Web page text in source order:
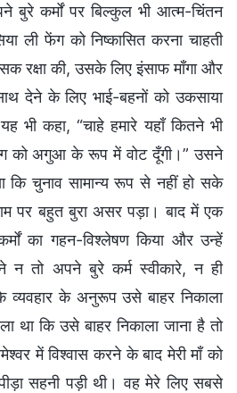
बुरे कर्मों पर बिल्कुल भी आत्म-चिंतन
ली फेंग को निष्कासित करना चाहती
रक्षा की, उसके लिए इंसाफ माँगा और
देने के लिए भाई-बहनों को उकसाया
भी कहा, “चाहे हमारे यहाँ कितने भी
को अगुआ के रूप में वोट दूँगी।” उसने
कि चुनाव सामान्य रूप से नहीं हो सके
पर बहुत बुरा असर पड़ा। बाद में एक
का गहन-विश्लेषण किया और उन्हें
न तो अपने बुरे कर्म स्वीकारे, न ही
के व्यवहार के अनुरूप उसे बाहर निकाला
था कि उसे बाहर निकाला जाना है तो
में विश्वास करने के बाद मेरी माँ को
सहनी पड़ी थी। वह मेरे लिए सबसे